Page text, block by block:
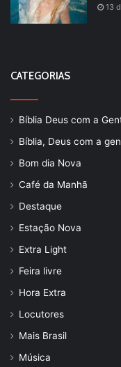
13
CATEGORIAS
Bíblia Deus com a
Bíblia, Deus com a
Bom dia Nova
Café da Manhã
Destaque
Estação Nova
Extra Light
Feira livre
Hora Extra
Locutores
Mais Brasil
Música